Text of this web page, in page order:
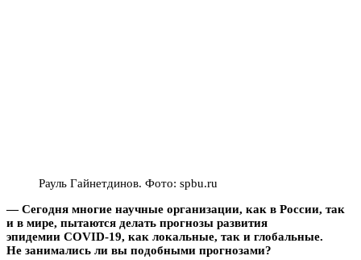
Рауль Гайнетдинов. Фото: spbu.ru
— Сегодня многие научные организации, как в России, так
и в мире, пытаются делать прогнозы развития
эпидемии COVID-19, как локальные, так и глобальные.
Не занимались ли вы подобными прогнозами?